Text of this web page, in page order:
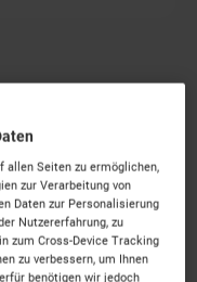
allen Seiten zu ermöglichen,
zur Verarbeitung von
Daten zur Personalisierung
Nutzererfahrung, zu
zum Cross-Device Tracking
zu verbessern, um Ihnen
benötigen wir jedoch